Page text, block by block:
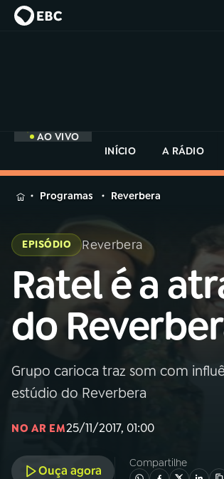
AO VIVO
INÍCIO
A RÁDIO
MENU
Buscar
na
Rádio
MEC
Início
PROGRAMAÇÃO
na
Rádio
Programas Reverbera
EPISÓDIO Reverbera
Ratel é a
do
Grupo carioca traz som com
estúdio do Reverbera
NO AR EM25/11/2017, 01:00
Ouça agora
Compartilhe